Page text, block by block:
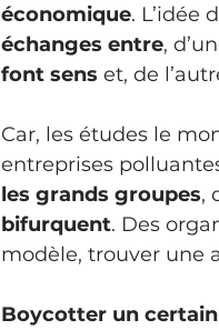
économique. L’idée
échanges entre,
font sens et, de
Car, les études le
entreprises
les grands groupes,
bifurquent. Des
modèle, trouver une
Boycotter un